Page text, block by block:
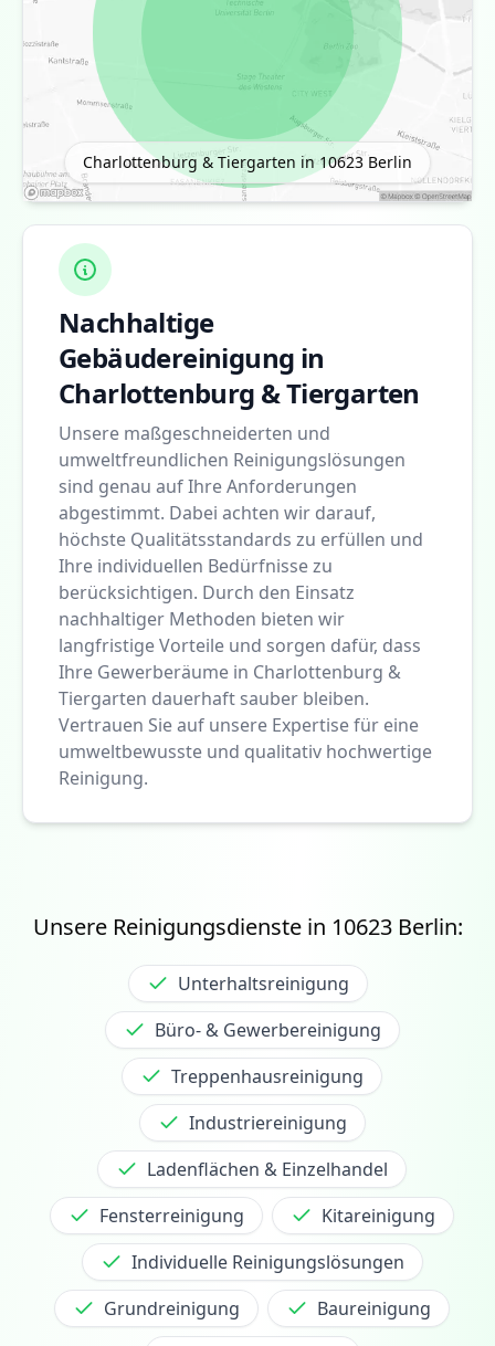
Charlottenburg & Tiergarten in 10623Berlin
Nachhaltige
Gebäudereinigung in
Charlottenburg & Tiergarten
Unsere maßgeschneiderten und
umweltfreundlichen Reinigungslösungen
sind genau auf Ihre Anforderungen
abgestimmt. Dabei achten wir darauf,
höchste Qualitätsstandards zu erfüllen und
Ihre individuellen Bedürfnisse zu
berücksichtigen. Durch den Einsatz
nachhaltiger Methoden bieten wir
langfristige Vorteile und sorgen dafür, dass
Ihre Gewerberäume in Charlottenburg &
Tiergarten dauerhaft sauber bleiben.
Vertrauen Sie auf unsere Expertise für eine
umweltbewusste und qualitativ hochwertige
Reinigung.
Unsere Reinigungsdienste in 10623Berlin:
Unterhaltsreinigung
Büro- & Gewerbereinigung
Treppenhausreinigung
Industriereinigung
Ladenflächen & Einzelhandel
Fensterreinigung
Kitareinigung
Individuelle Reinigungslösungen
Grundreinigung
Baureinigung